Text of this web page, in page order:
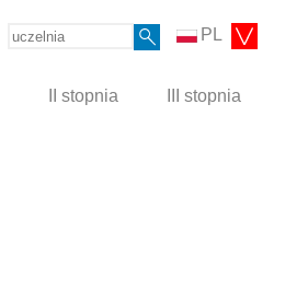
PL
II stopnia III stopnia